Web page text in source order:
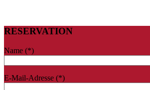
RESERVATION
Name (*)
E-Mail-Adresse (*)